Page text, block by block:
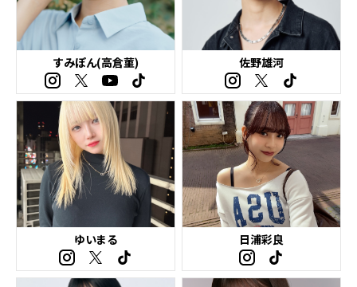
すみぽん(高倉菫) 佐野雄河
ゆいまる 日浦彩良